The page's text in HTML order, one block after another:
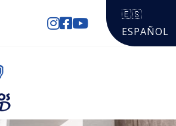
🇪🇸
ESPAÑOL